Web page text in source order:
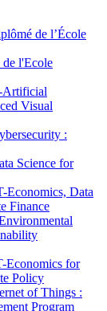
de l’École
l'Ecole
Artificial
Visual
:
Science for
Data
Finance
Economics for
Policy
of Things :
Program